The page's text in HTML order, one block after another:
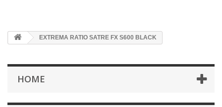
EXTREMA RATIO SATRE FX S600 BLACK
HOME